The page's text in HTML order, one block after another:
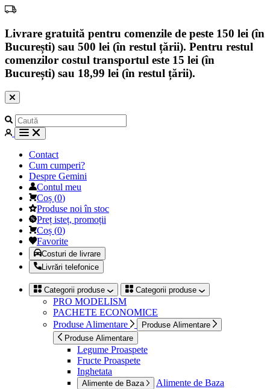
Livrare gratuită pentru comenzile de peste 150 lei (în
București) sau 500 lei (în restul țării). Pentru restul
comenzilor costul transportul este 15 lei (în
București) sau 18,99 lei (în restul țării).
Contact
Cum cumperi?
Despre Gemini
Contul meu
Coș (0)
Produse noi în stoc
Preț isteț, promoții
Coș (0)
Favorite
Costuri de livrare
Livrări telefonice
Categorii produse Categorii produse
PRO MODELISM
PACHETE ECONOMICE
Produse Alimentare
Produse Alimentare
Produse Alimentare
Legume Proaspete
Fructe Proaspete
Inghetata
Alimente de Baza Alimente de Baza